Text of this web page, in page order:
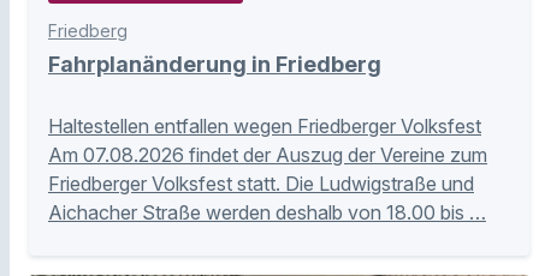
Friedberg
Fahrplanänderung in Friedberg
Haltestellen entfallen wegen Friedberger Volksfest
Am 07.08.2026 findet der Auszug der Vereine zum
Friedberger Volksfest statt. Die Ludwigstraße und
Aichacher Straße werden deshalb von 18.00 bis …